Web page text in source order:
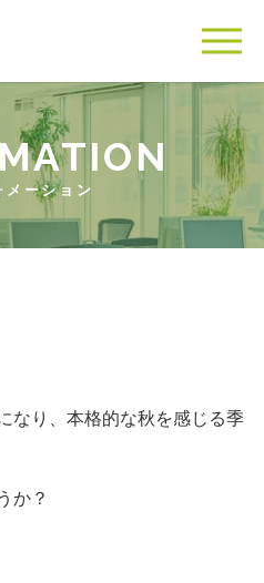
メーション
なり、本格的な秋を感じる季
か？